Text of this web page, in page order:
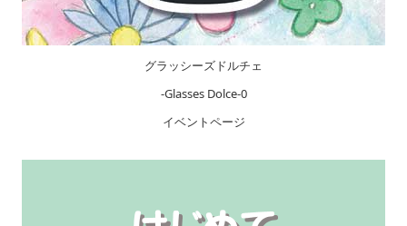
グラッシーズドルチェ
-Glasses Dolce-0
イベントページ